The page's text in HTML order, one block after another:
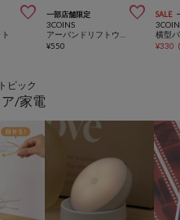
 一部店舗限定 
3COINS
¥550
SALE
横型
¥330
ピック
/家電